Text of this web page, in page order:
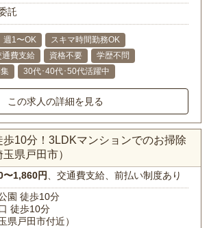
託
週1〜OK
スキマ時間勤務OK
通費支給 資格不要
学歴不問
30代･40代･50代活躍中
この求人の詳細を見る
歩10分！3LDKマンションでのお掃除
県戸田市）
〜1,860円、交通費支給、前払い制度あり
園 徒歩10分
徒歩10分
県戸田市付近）